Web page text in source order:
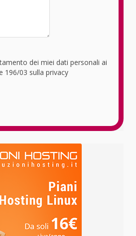
dei miei dati personali ai
196/03 sulla privacy